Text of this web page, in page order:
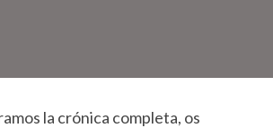
la crónica completa, os